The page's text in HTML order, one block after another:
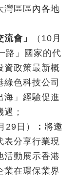
灣區區內各地
會」
（10月
路」國家的代
資政策最新概
色科技公司
海」經驗促進
；
29日） ： 將邀
表分享行業現
活動展示香港
業在環保業界